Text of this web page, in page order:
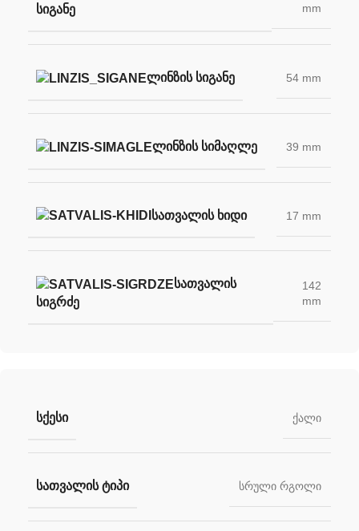
ᲡᲘᲒᲐᲜᲔ
mm
ᲚᲘᲜᲖᲘᲡ ᲡᲘᲒᲐᲜᲔ 54 mm
ᲚᲘᲜᲖᲘᲡ ᲡᲘᲛᲐᲦᲚᲔ 39 mm
ᲡᲐᲗᲕᲐᲚᲘᲡ ᲮᲘᲓᲘ 17 mm
ᲡᲐᲗᲕᲐᲚᲘᲡ
ᲡᲘᲒᲠᲫᲔ
142
mm
ᲡᲥᲔᲡᲘ ქალი
ᲡᲐᲗᲕᲐᲚᲘᲡ ᲢᲘᲞᲘ სრული რგოლი